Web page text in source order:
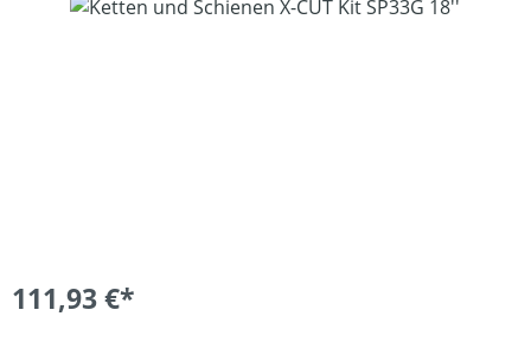
Bildergalerie überspringen
111,93 €*